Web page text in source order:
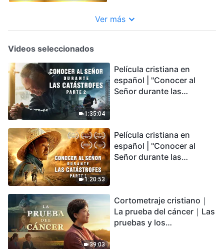
Ver más
Videos seleccionados
1:35:04
Película cristiana en
español | "Conocer al
Señor durante las
podemos sobrevivir?
1:20:53
Película cristiana en
español | "Conocer al
Señor durante las
encontrarás refugio?
39:03
Cortometraje cristiano｜
La prueba del cáncer｜Las
pruebas y los